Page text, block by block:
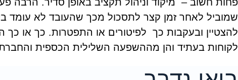
שמוביל לאחר זמן קצר לתסכול מכך שהעובד לא עומד
להצטיין ובעקבות כך לפיטורים או התפטרות. כך או
לקוחות בעתיד והן מההשפעה השלילית הכספית